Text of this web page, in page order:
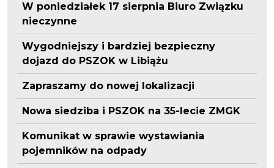
W poniedziałek 17 sierpnia Biuro Związku
nieczynne
Wygodniejszy i bardziej bezpieczny
dojazd do PSZOK w Libiążu
Zapraszamy do nowej lokalizacji
Nowa siedziba i PSZOK na 35-lecie ZMGK
Komunikat w sprawie wystawiania
pojemników na odpady